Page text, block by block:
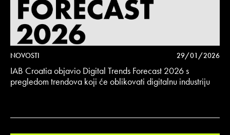
NOVOSTI 29/01/2026
IAB Croatia objavio Digital Trends Forecast 2026 s
pregledom trendova koji će oblikovati digitalnu industriju